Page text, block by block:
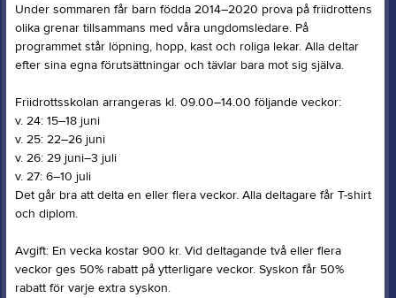
Under sommaren får barn födda 2014–2020 prova på friidrottens
olika grenar tillsammans med våra ungdomsledare. På
programmet står löpning, hopp, kast och roliga lekar. Alla deltar
efter sina egna förutsättningar och tävlar bara mot sig själva.
Friidrottsskolan arrangeras kl. 09.00–14.00 följande veckor:
v. 24: 15–18 juni
v. 25: 22–26 juni
v. 26: 29 juni–3 juli
v. 27: 6–10 juli
Det går bra att delta en eller flera veckor. Alla deltagare får T-shirt
och diplom.
Avgift: En vecka kostar 900 kr. Vid deltagande två eller flera
veckor ges 50% rabatt på ytterligare veckor. Syskon får 50%
rabatt för varje extra syskon.